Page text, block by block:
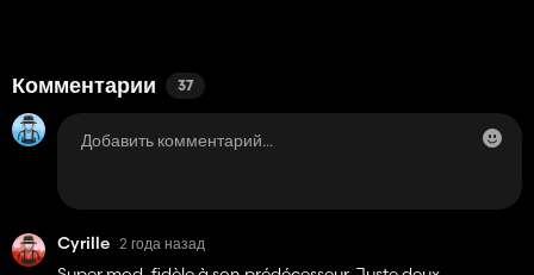
Комментарии 37
Cyrille 2 года назад